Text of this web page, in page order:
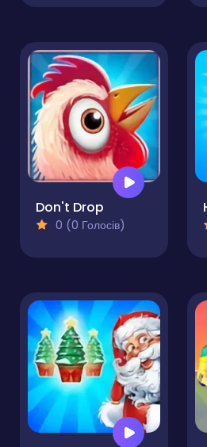
Don't Drop
0 (0 Голосів)